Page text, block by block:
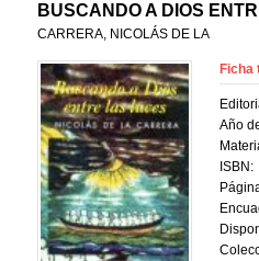
BUSCANDO A DIOS
CARRERA, NICOLÁS DE LA
Ficha
Año
ISBN: